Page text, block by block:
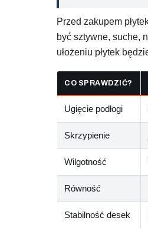
Przed zakupem
być sztywne, suche,
ułożeniu płytek
CO SPRAWDZIĆ?
Ugięcie podłogi
Skrzypienie
Wilgotność
Równość
Stabilność desek